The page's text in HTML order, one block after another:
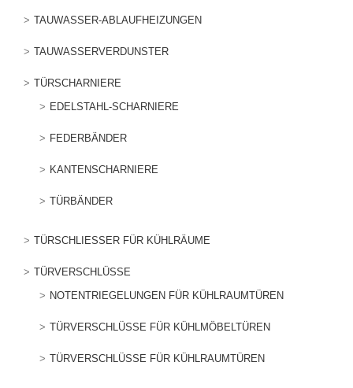
TAUWASSER-ABLAUFHEIZUNGEN
TAUWASSERVERDUNSTER
TÜRSCHARNIERE
EDELSTAHL-SCHARNIERE
FEDERBÄNDER
KANTENSCHARNIERE
TÜRBÄNDER
TÜRSCHLIESSER FÜR KÜHLRÄUME
TÜRVERSCHLÜSSE
NOTENTRIEGELUNGEN FÜR KÜHLRAUMTÜREN
TÜRVERSCHLÜSSE FÜR KÜHLMÖBELTÜREN
TÜRVERSCHLÜSSE FÜR KÜHLRAUMTÜREN